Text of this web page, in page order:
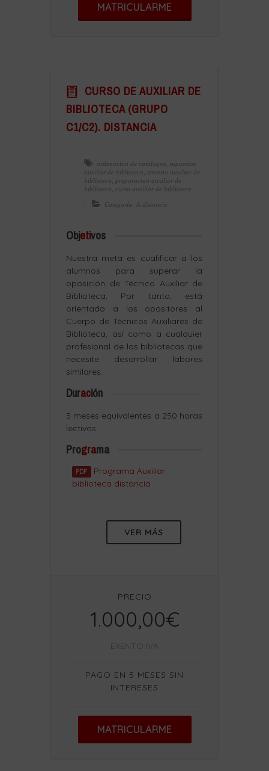
MATRICULARME
CURSO DE AUXILIAR DE
BIBLIOTECA (GRUPO
C1/C2). DISTANCIA
ordenacion de catalogos
supuestos
auxiliar de biblioteca
temario auxiliar de
biblioteca
preparacion auxiliar de
biblioteca
curso auxiliar de biblioteca
Categoría: A distancia
Objetivos
Nuestra meta es cualificar a los
alumnos para superar la
oposición de Técnico Auxiliar de
Biblioteca, Por tanto, está
orientado a los opositores al
Cuerpo de Técnicos Auxiliares de
Biblioteca, así como a cualquier
profesional de las bibliotecas que
necesite desarrollar labores
similares.
Duración
5 meses equivalentes a 250 horas
lectivas.
Programa
PDF
Programa Auxiliar
biblioteca distancia
VER MÁS
PRECIO
1.000,00€
EXENTO IVA
PAGO EN 5 MESES SIN
INTERESES
MATRICULARME